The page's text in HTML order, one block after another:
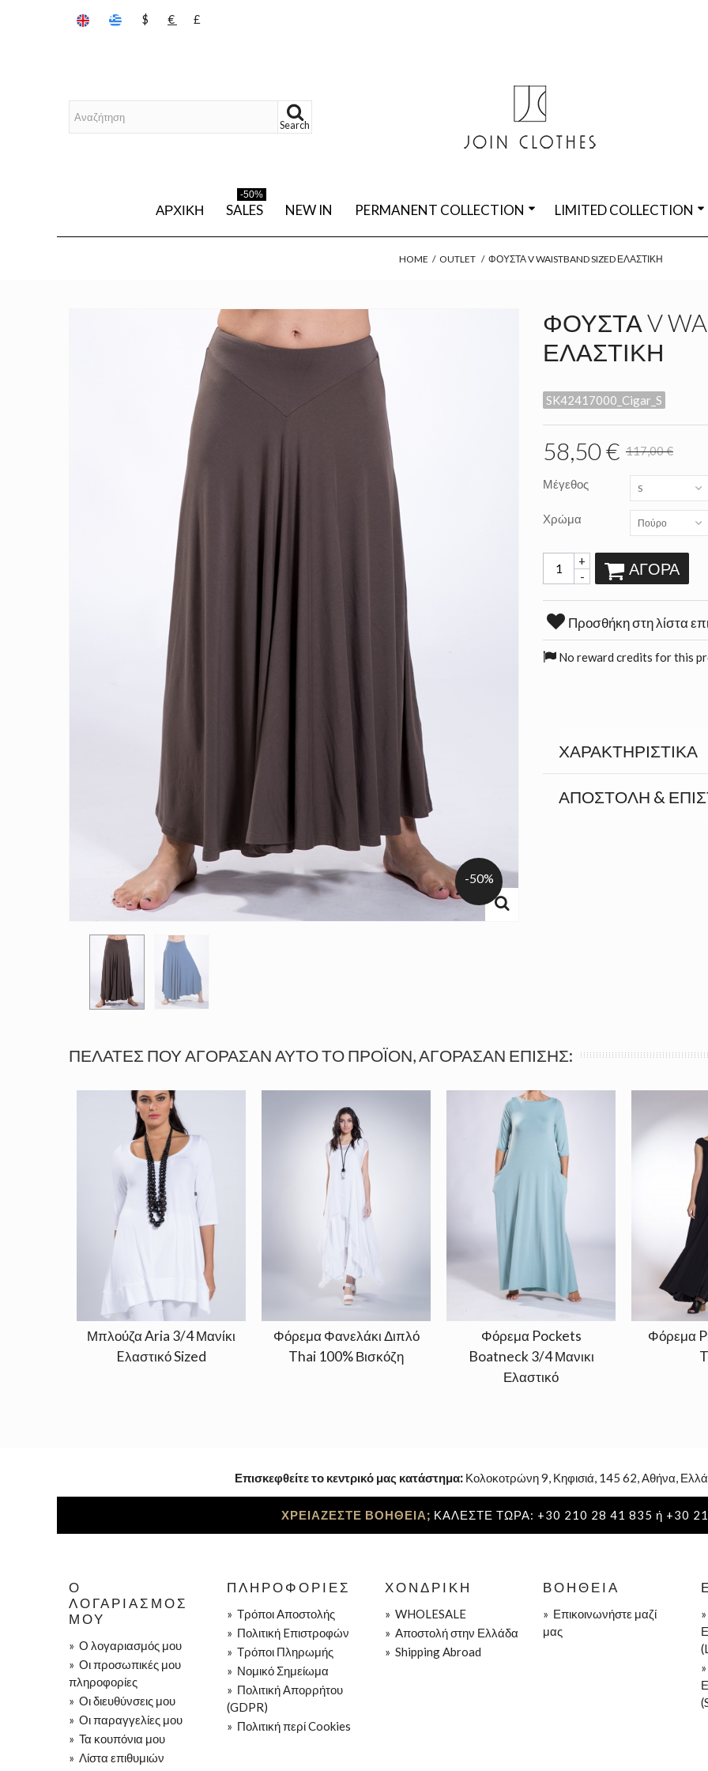
$ € £
Search
ΑΡΧΙΚΉ SALES
-50%
NEW IN PERMANENT COLLECTION LIMITED COLLECTION
HOME / OUTLET / ΦΟΎΣΤΑ V WAISTBAND SIZED ΕΛΑΣΤΙΚΉ
-50%
ΦΟΎΣΤΑ V
ΕΛΑΣΤΙΚΉ
SK42417000_Cigar_S
58,50 € 117,00 €
Μέγεθος S
Χρώμα Πούρο
-
+ ΑΓΟΡΆ
Προσθήκη στη λίστα
No reward credits for this
ΧΑΡΑΚΤΗΡΙΣΤΙΚΆ
ΑΠΟΣΤΟΛΉ &
ΠΕΛΆΤΕΣ ΠΟΥ ΑΓΌΡΑΣΑΝ ΑΥΤΌ ΤΟ ΠΡΟΪΌΝ, ΑΓΌΡΑΣΑΝ ΕΠΊΣΗΣ:
Μπλούζα Aria 3/4 Μανίκι
Eλαστικό Sized
Φόρεμα Φανελάκι Διπλό
Thai 100% Βισκόζη
Φόρεμα Pockets
Boatneck 3/4 Μανικι
Ελαστικό
Φόρεμα
Επισκεφθείτε το κεντρικό μας κατάστημα:Κολοκοτρώνη 9, Κηφισιά, 145 62, Αθήνα,
ΧΡΕΙΑΖΕΣΤΕ ΒΟΗΘΕΙΑ; ΚΑΛΕΣΤΕ ΤΩΡΑ: +30 210 28 41 835 ή +30
Ο
ΛΟΓΑΡΙΑΣΜΌΣ
ΜΟΥ
» Ο λογαριασμός μου
» Οι προσωπικές μου
πληροφορίες
» Οι διευθύνσεις μου
» Οι παραγγελίες μου
» Τα κουπόνια μου
» Λίστα επιθυμιών
ΠΛΗΡΟΦΟΡΊΕΣ
» Τρόποι Aποστολής
» Πολιτική Eπιστροφών
» Τρόποι Πληρωμής
» Νομικό Σημείωμα
» Πολιτική Απορρήτου
(GDPR)
» Πολιτική περί Cookies
ΧΟΝΔΡΙΚΉ
» WHOLESALE
» Aποστολή στην Ελλάδα
» Shipping Abroad
ΒΟΉΘΕΙΑ
» Επικοινωνήστε μαζί
μας
»
»